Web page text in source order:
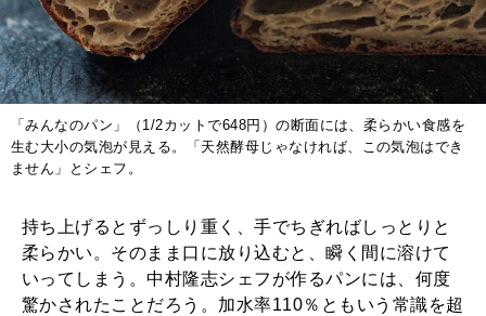
「みんなのパン」（1/2カットで648円）の断面には、柔らかい食感を
生む大小の気泡が見える。「天然酵母じゃなければ、この気泡はでき
ません」とシェフ。
持ち上げるとずっしり重く、手でちぎればしっとりと
柔らかい。そのまま口に放り込むと、瞬く間に溶けて
いってしまう。中村隆志シェフが作るパンには、何度
驚かされたことだろう。加水率110％ともいう常識を超